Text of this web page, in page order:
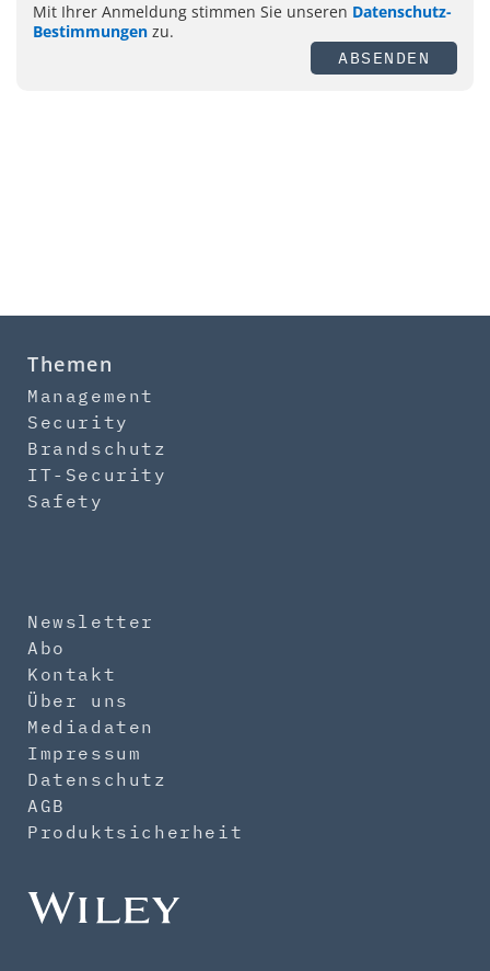
Mit Ihrer Anmeldung stimmen Sie unseren Datenschutz-
Bestimmungen zu.
ABSENDEN
Themen
Management
Security
Brandschutz
IT-Security
Safety
Newsletter
Abo
Kontakt
Über uns
Mediadaten
Impressum
Datenschutz
AGB
Produktsicherheit